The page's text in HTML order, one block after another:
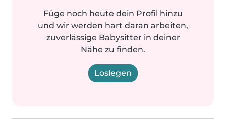
Füge noch heute dein Profil hinzu
und wir werden hart daran arbeiten,
zuverlässige Babysitter in deiner
Nähe zu finden.
Loslegen